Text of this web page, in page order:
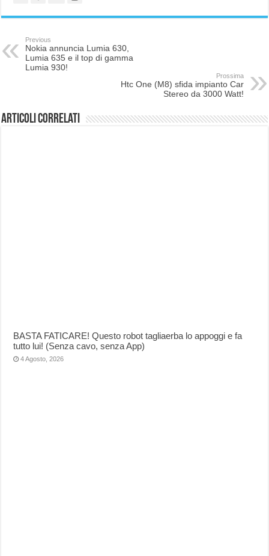
Previous
Nokia annuncia Lumia 630,
Lumia 635 e il top di gamma
Lumia 930!
Prossima
Htc One (M8) sfida impianto Car
Stereo da 3000 Watt!
Articoli correlati
BASTA FATICARE! Questo robot tagliaerba lo appoggi e fa
tutto lui! (Senza cavo, senza App)
4 Agosto, 2026